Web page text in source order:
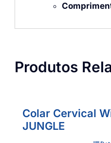
Produtos
Colar Cervical
JUNGLE